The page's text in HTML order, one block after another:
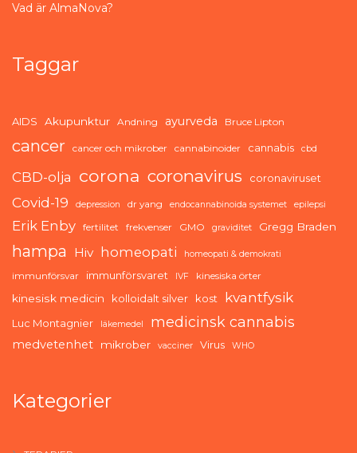
Vad är AlmaNova?
Taggar
AIDS Akupunktur Andning ayurveda Bruce Lipton
cancer cancer och mikrober cannabinoider cannabis cbd
CBD-olja corona coronavirus coronaviruset
Covid-19 depression dr yang endocannabinoida systemet epilepsi
Erik Enby fertilitet frekvenser GMO graviditet Gregg Braden
hampa Hiv homeopati homeopati & demokrati
immunförsvar immunförsvaret IVF kinesiska örter
kinesisk medicin kolloidalt silver kost kvantfysik
Luc Montagnier läkemedel medicinsk cannabis
medvetenhet mikrober vacciner Virus WHO
Kategorier